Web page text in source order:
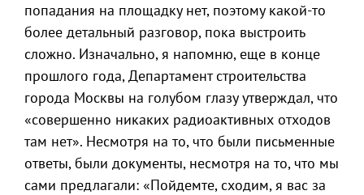
попадания на площадку нет, поэтому какой-то
более детальный разговор, пока выстроить
сложно. Изначально, я напомню, еще в конце
прошлого года, Департамент строительства
города Москвы на голубом глазу утверждал, что
«совершенно никаких радиоактивных отходов
там нет». Несмотря на то, что были письменные
ответы, были документы, несмотря на то, что мы
сами предлагали: «Пойдемте, сходим, я вас за